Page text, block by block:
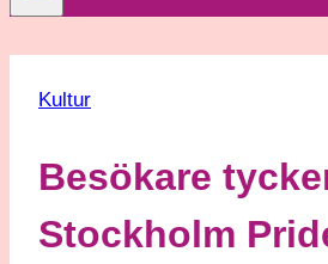
Kultur
Besökare
Stockholm